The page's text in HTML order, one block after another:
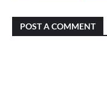
POST A COMMENT